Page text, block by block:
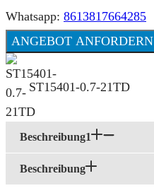
Whatsapp: 8613817664285
ANGEBOT ANFORDERN
ST15401-0.7-21TD
Beschreibung1
Beschreibung